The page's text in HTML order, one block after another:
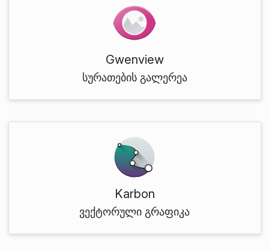
Gwenview
სურათების გალერეა
Karbon
ვექტორული გრაფიკა